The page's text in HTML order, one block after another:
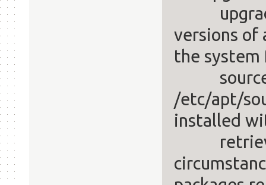
upgrade
versions of
the
sources
/etc/apt/
installed